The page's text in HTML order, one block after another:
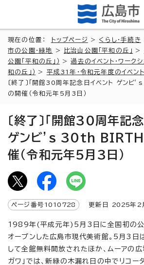
現在の位置： トップページ > くらし・手続き
市の公園・緑地
> 比治山公園「平和の丘」 >
公園「平和の丘」）
>過去のイベント・ワーク
和の丘」）
> 平成31年・令和元年度のイベント
〔終了〕「開館30周年記念日イベント ゲン
の開催（令和元年5月3日）
〔終了〕「開館30周年記
ゲンビ’s 30th
催（令和元年5月3日）
ページ番号 1010728 更新日 2025年2
1989年(平成元年)5月3日に全国初の公
オープンした広島市現代美術館。5月3
して全館無料開放されたほか、ムーアの広
ガワ」では、新緑の木漏れ日の中でリコー